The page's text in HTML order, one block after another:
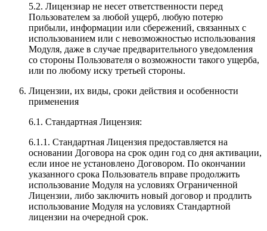
5.2. Лицензиар не несет ответственности перед
Пользователем за любой ущерб, любую потерю
прибыли, информации или сбережений, связанных с
использованием или с невозможностью использования
Модуля, даже в случае предварительного уведомления
со стороны Пользователя о возможности такого ущерба,
или по любому иску третьей стороны.
Лицензии, их виды, сроки действия и особенности
применения
6.1. Стандартная Лицензия:
6.1.1. Стандартная Лицензия предоставляется на
основании Договора на срок один год со дня активации,
если иное не установлено Договором. По окончании
указанного срока Пользователь вправе продолжить
использование Модуля на условиях Ограниченной
Лицензии, либо заключить новый договор и продлить
использование Модуля на условиях Стандартной
лицензии на очередной срок.